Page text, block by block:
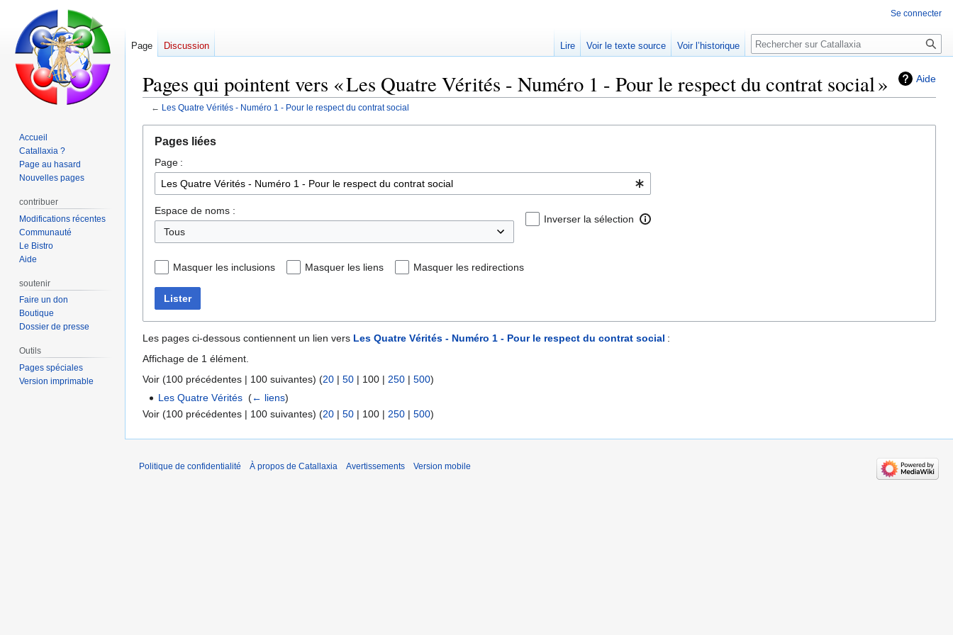
Aide
Pages qui pointent vers « Les Quatre Vérités - Numéro 1 - Pour le respect du contrat social »
← Les Quatre Vérités - Numéro 1 - Pour le respect du contrat social
navigation
recherche
Pages liées
Page :
Espace de noms :
Inverser la sélection
Masquer les inclusions Masquer les liens Masquer les redirections
Lister
Les pages ci-dessous contiennent un lien vers Les Quatre Vérités - Numéro 1 - Pour le respect du contrat social :
Affichage de 1 élément.
Voir (100 précédentes | 100 suivantes) (20 | 50 | 100 | 250 | 500)
Les Quatre Vérités ‎(← liens)
Voir (100 précédentes | 100 suivantes) (20 | 50 | 100 | 250 | 500)
Se connecter
Page Discussion Lire Voir le texte source Voir l’historique Rechercher
Accueil
Catallaxia ?
Page au hasard
Nouvelles pages
contribuer
Modifications récentes
Communauté
Le Bistro
Aide
soutenir
Faire un don
Boutique
Dossier de presse
Outils
Pages spéciales
Version imprimable
Politique de confidentialité À propos de Catallaxia Avertissements Version mobile